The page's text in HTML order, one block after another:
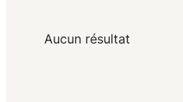
Aucun résultat